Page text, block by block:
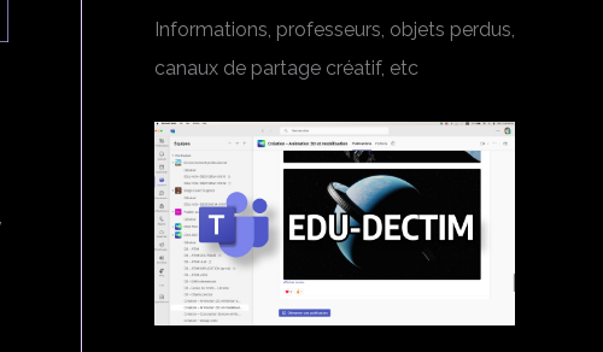
Informations, professeurs, objets perdus,
canaux de partage créatif, etc